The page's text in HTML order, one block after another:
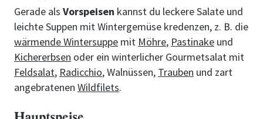
Gerade als Vorspeisen kannst du leckere Salate und
leichte Suppen mit Wintergemüse kredenzen, z. B. die
wärmende Wintersuppe mit Möhre, Pastinake und
Kichererbsen oder ein winterlicher Gourmetsalat mit
Feldsalat, Radicchio, Walnüssen, Trauben und zart
angebratenen Wildfilets.